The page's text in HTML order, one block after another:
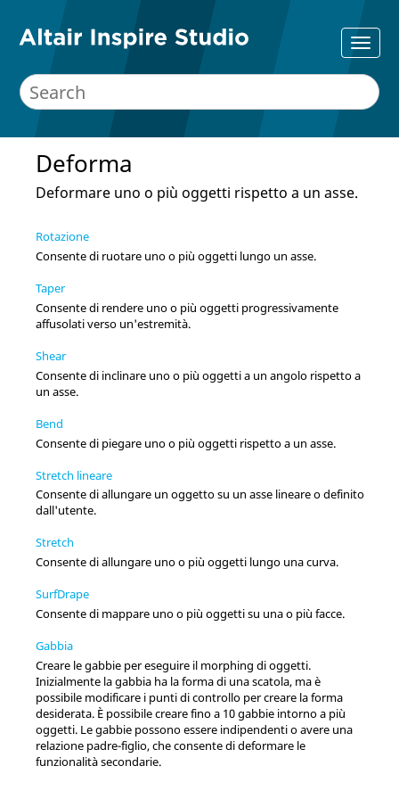
Deforma
Deformare uno o più oggetti rispetto a un asse.
Rotazione
Consente di ruotare uno o più oggetti lungo un asse.
Taper
Consente di rendere uno o più oggetti progressivamente
affusolati verso un'estremità.
Shear
Consente di inclinare uno o più oggetti a un angolo rispetto a
un asse.
Bend
Consente di piegare uno o più oggetti rispetto a un asse.
Stretch lineare
Consente di allungare un oggetto su un asse lineare o definito
dall'utente.
Stretch
Consente di allungare uno o più oggetti lungo una curva.
SurfDrape
Consente di mappare uno o più oggetti su una o più facce.
Gabbia
Creare le gabbie per eseguire il morphing di oggetti.
Inizialmente la gabbia ha la forma di una scatola, ma è
possibile modificare i punti di controllo per creare la forma
desiderata. È possibile creare fino a 10 gabbie intorno a più
oggetti. Le gabbie possono essere indipendenti o avere una
relazione padre-figlio, che consente di deformare le
funzionalità secondarie.